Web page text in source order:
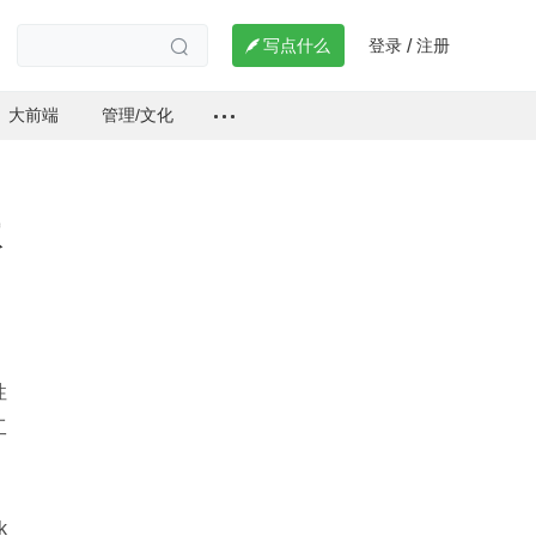
  写点什么 登录 / 注册
大前端 管理/文化